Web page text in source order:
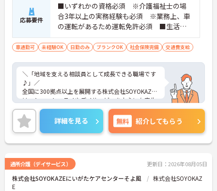
応募要件
■いずれかの資格必須 ※介護福祉士の場
合3年以上の実務経験も必須 ※業務上、車
の運転があるため運転免許必須 ■生活相
談員の経験あれば尚可 ■未経験・ブラン
ク可
車通勤可 未経験OK 日勤のみ ブランクOK 社会保険完備 交通費支給
＼「地域を支える相談員として成長できる職場です
♪」／
全国に300拠点以上を展開する株式会社SOYOKAZE
は、ショートステイやデイサービスを中心に在宅生
活を支えるサービスを幅広く提供しています。ご利
用者様やご家族の意向を大切にしながら、相談業務
と現場支援がしっかり連動する体制を整えているの
が特徴です。医療機関や地域資源とも連携し、地域
での生活を続けるためのサポートに一貫して関われ
境が整っているので、これから相談員にチャレンジ
したい方にも安心の職場です。
詳細を見る 無料 紹介してもらう
通所介護（デイサービス） 更新日：2026年08月05日
株式会社SOYOKAZEにいがたケアセンターそよ風
株式会社SOYOKAZ
E